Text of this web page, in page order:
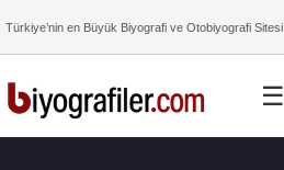
Türkiye’nin en Büyük Biyografi ve Otobiyografi Sitesi
☰